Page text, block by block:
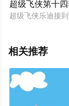
超级飞侠第十
超级飞侠乐迪接
相关推荐